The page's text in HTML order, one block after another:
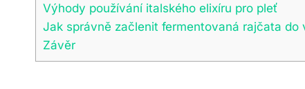
Výhody používání italského elixíru pro pleť
Jak správně začlenit fermentovaná rajčata do
Závěr